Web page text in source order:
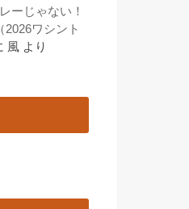
ーじゃない！
ワシント
風 より